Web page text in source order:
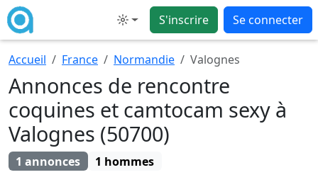
Mode S'inscrire Se connecter
Accueil France Normandie Valognes
Annonces de rencontre
coquines et camtocam sexy à
Valognes (50700)
1 annonces
1 hommes